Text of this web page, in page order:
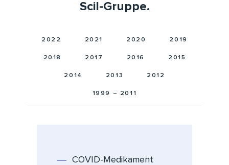
Scil-Gruppe.
2022 2021 2020 2019
2018 2017 2016 2015
2014 2013 2012
1999 – 2011
COVID-Medikament